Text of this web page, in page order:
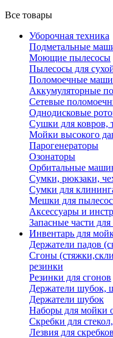
Все товары
Уборочная техника
Подметальные
Моющие пылесосы
Пылесосы для
Поломоечные
Аккумуляторные
Сетевые
Однодисковые
Сушки для ковров,
Мойки высокого
Парогенераторы
Озонаторы
Орбитальные
Сумки, рюкзаки,
Сумки для
Мешки для
Аксессуары и
Запасные части
Инвентарь для
Держатели падов
Сгоны
резинки
Резинки для сгонов
Держатели шубок,
Держатели шубок
Наборы для мойки
Скребки для
Лезвия для скребков